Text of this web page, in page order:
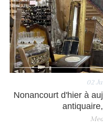
02
Nonancourt d'hier à